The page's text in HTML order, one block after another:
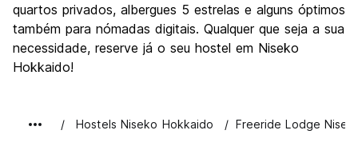
quartos privados, albergues 5 estrelas e alguns óptimos
também para nómadas digitais. Qualquer que seja a sua
necessidade, reserve já o seu hostel em Niseko
Hokkaido!
Hostels Niseko Hokkaido Freeride Lodge